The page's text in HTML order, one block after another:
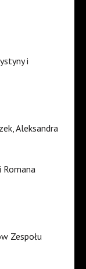
i
Aleksandra
Romana
Zespołu